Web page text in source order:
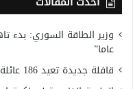
عاما”
قافلة جديدة تعيد 186 عائلة من مخيمات الشمال إلى ريف حماة